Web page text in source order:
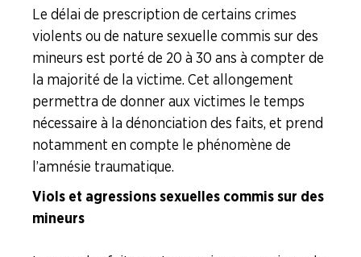
OUTILS
AGENDA
Pourquoi
Le délai de prescription de certains crimes
violents ou de nature sexuelle commis sur des
mineurs est porté de 20 à 30 ans à compter de
la majorité de la victime. Cet allongement
permettra de donner aux victimes le temps
nécessaire à la dénonciation des faits, et prend
notamment en compte le phénomène de
l’amnésie traumatique.
Viols et agressions sexuelles commis sur des
mineurs